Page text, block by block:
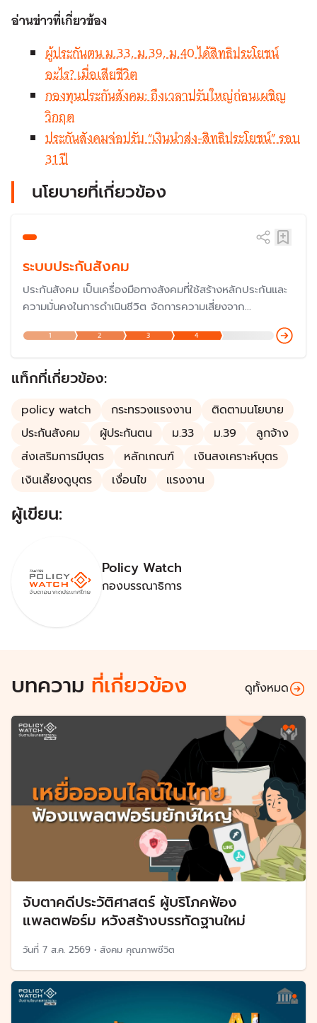
อ่านข่าวที่เกี่ยวข้อง
ผู้ประกันตน ม.33, ม.39, ม.40 ได้สิทธิประโยชน์
อะไร? เมื่อเสียชีวิต
กองทุนประกันสังคม: ถึงเวลาปรับใหญ่ก่อนเผชิญ
วิกฤต
ประกันสังคมจ่อปรับ “เงินนำส่ง-สิทธิประโยชน์” รอบ
31 ปี
นโยบายที่เกี่ยวข้อง
ระบบประกันสังคม
ประกันสังคม เป็นเครื่องมือทางสังคมที่ใช้สร้างหลักประกันและ
ความมั่นคงในการดำเนินชีวิต จัดการความเสี่ยงจาก
สถานการณ์ไม่แน่นอนที่เกี่ยวข้องกับความเป็นอยู่ เช่น เจ็บป่วย
อุบัติเหตุ เสียชีวิต ซึ่งเป็นเรื่องสำคัญที่รัฐบาลประเทศต่าง ๆ ใช้
เพื่อให้หลักประกันชีวิตแก่ประชาชนตั้งแต่เกิดจนตาย
1 2 3 4
แท็กที่เกี่ยวข้อง:
policy watch กระทรวงแรงงาน
ติดตามนโยบาย
ประกันสังคม
ผู้ประกันตน ม.33 ม.39
ลูกจ้าง
ส่งเสริมการมีบุตร
หลักเกณฑ์
เงินสงเคราะห์บุตร
เงินเลี้ยงดูบุตร
เงื่อนไข แรงงาน
ผู้เขียน:
Policy Watch
กองบรรณาธิการ
บทความ ที่เกี่ยวข้อง ดูทั้งหมด
จับตาคดีประวัติศาสตร์ ผู้บริโภคฟ้อง
แพลตฟอร์ม หวังสร้างบรรทัดฐานใหม่
วันที่ 7 ส.ค. 2569 • สังคม คุณภาพชีวิต